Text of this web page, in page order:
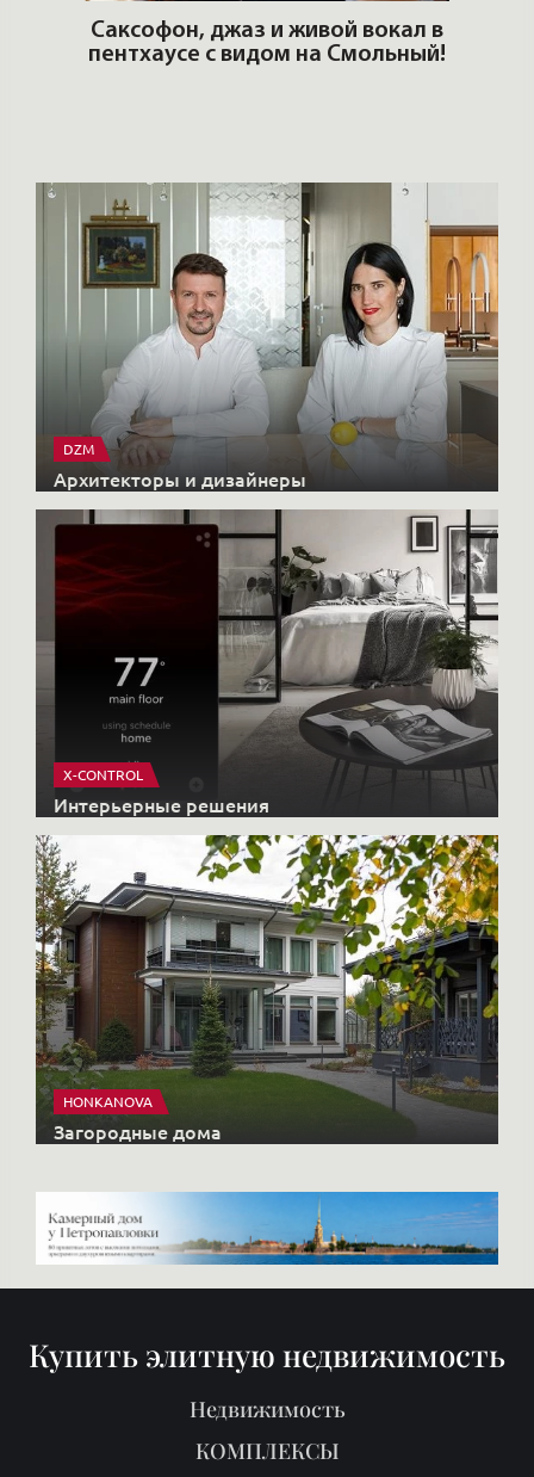
Саксофон, джаз и живой вокал в
пентхаусе с видом на Смольный!
DZM
Архитекторы и дизайнеры
X-CONTROL
Интерьерные решения
HONKANOVA
Загородные дома
Купить элитную недвижимость
Недвижимость
КОМПЛЕКСЫ